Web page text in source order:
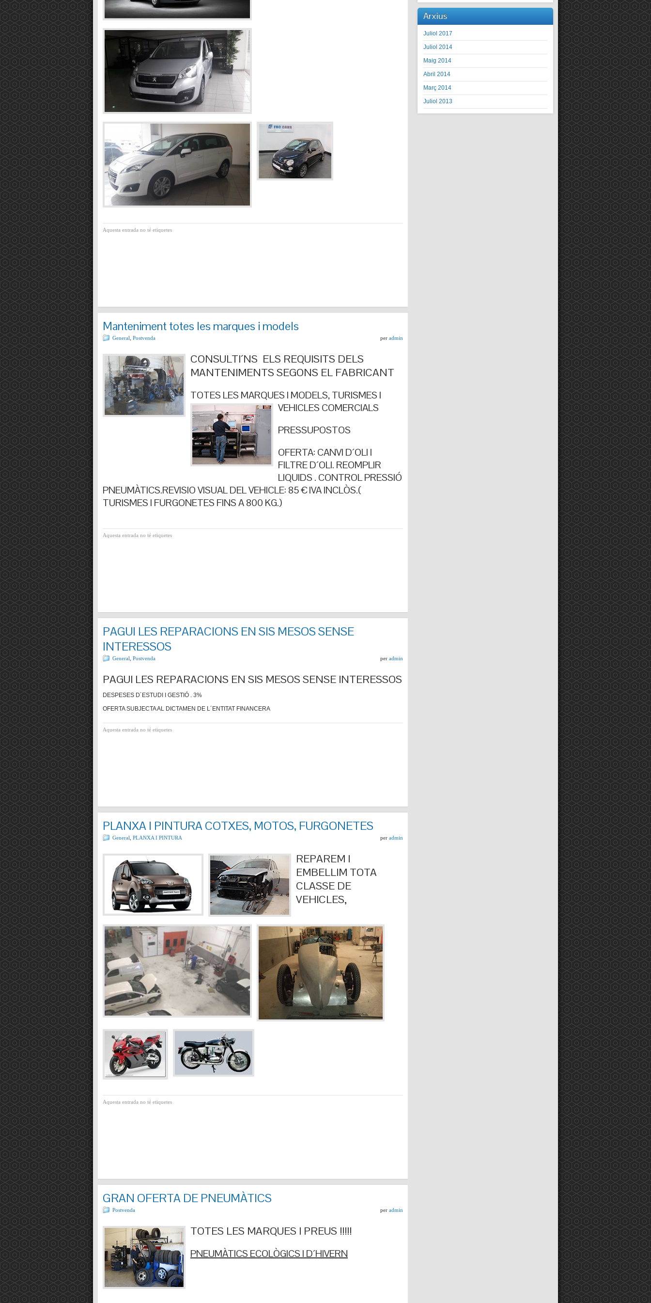
Aquesta entrada no té etiquetes
Manteniment totes les marques i models
General Postvenda per admin
CONSULTI´NS ELS REQUISITS DELS
MANTENIMENTS SEGONS EL FABRICANT
TOTES LES MARQUES I MODELS, TURISMES I
VEHICLES COMERCIALS
PRESSUPOSTOS
OFERTA: CANVI D´OLI I
FILTRE D´OLI. REOMPLIR
LIQUIDS . CONTROL PRESSIÓ
PNEUMÀTICS.REVISIO VISUAL DEL VEHICLE: 85 € IVA INCLÒS.(
TURISMES I FURGONETES FINS A 800 KG.)
Aquesta entrada no té etiquetes
PAGUI LES REPARACIONS EN SIS MESOS SENSE
INTERESSOS
General Postvenda per admin
PAGUI LES REPARACIONS EN SIS MESOS SENSE INTERESSOS
DESPESES D´ESTUDI I GESTIÓ . 3%
OFERTA SUBJECTA AL DICTAMEN DE L´ENTITAT FINANCERA
Aquesta entrada no té etiquetes
PLANXA I PINTURA COTXES, MOTOS, FURGONETES
General PLANXA I PINTURA per admin
REPAREM I
EMBELLIM TOTA
CLASSE DE
VEHICLES,
Aquesta entrada no té etiquetes
GRAN OFERTA DE PNEUMÀTICS
Postvenda per admin
TOTES LES MARQUES I PREUS !!!!!
PNEUMÀTICS ECOLÒGICS I D´HIVERN
Arxius
Juliol 2017
Juliol 2014
Maig 2014
Abril 2014
Març 2014
Juliol 2013